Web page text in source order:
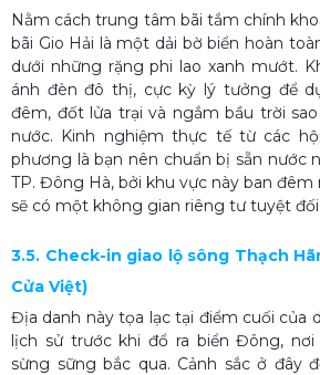
Nằm cách trung tâm bãi tắm chính
bãi Gio Hải là một dải bờ biển hoàn
dưới những rặng phi lao xanh mướt.
ánh đèn đô thị, cực kỳ lý tưởng để
đêm, đốt lửa trại và ngắm bầu trời
nước. Kinh nghiệm thực tế từ các
phương là bạn nên chuẩn bị sẵn nước
TP. Đông Hà, bởi khu vực này ban đêm
sẽ có một không gian riêng tư tuyệt
3.5. Check-in giao lộ sông Thạch
Cửa Việt)
Địa danh này tọa lạc tại điểm cuối của
lịch sử trước khi đổ ra biển Đông, nơi
sừng sững bắc qua. Cảnh sắc ở đây